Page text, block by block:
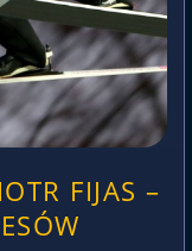
FIJAS –